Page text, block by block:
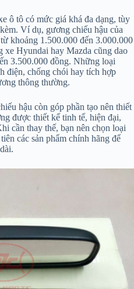
ô tô có mức giá khá đa dạng, tùy
Ví dụ, gương chiếu hậu của
khoảng 1.500.000 đến 3.000.000
xe Hyundai hay Mazda cũng dao
3.500.000 đồng. Những loại
điện, chống chói hay tích hợp
thông thường.
hậu còn góp phần tạo nên thiết
được thiết kế tinh tế, hiện đại,
cần thay thế, bạn nên chọn loại
các sản phẩm chính hãng để